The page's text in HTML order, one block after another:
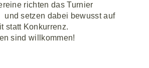
richten das Turnier
und setzen dabei bewusst auf
statt Konkurrenz.
sind willkommen!